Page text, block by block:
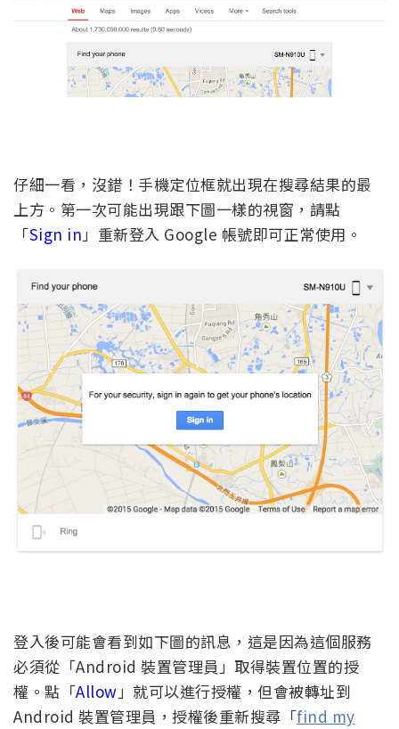
仔細一看，沒錯！手機定位框就出現在搜尋結果的最
上方。第一次可能出現跟下圖一樣的視窗，請點
「Sign in 」重新登入 Google 帳號即可正常使用。
登入後可能會看到如下圖的訊息，這是因為這個服務
必須從「Android 裝置管理員」取得裝置位置的授
權。點「Allow」就可以進行授權，但會被轉址到
Android 裝置管理員，授權後重新搜尋「find my